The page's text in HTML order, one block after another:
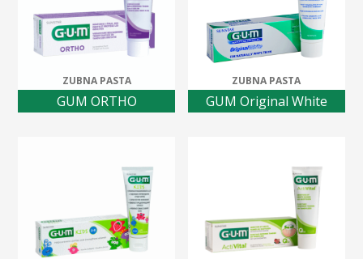
ZUBNA PASTA
GUM ORTHO
ZUBNA PASTA
GUM Original White